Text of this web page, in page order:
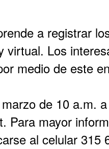
a registrar
virtual. Los
medio de este
de 10 a.m.
Para mayor
al celular 315